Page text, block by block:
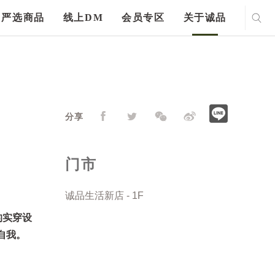
严选商品 线上DM 会员专区 关于诚品
穿设
。
分享
门市
诚品生活新店 - 1F